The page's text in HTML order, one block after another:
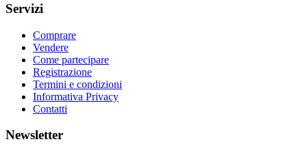
Servizi
Comprare
Vendere
Come partecipare
Registrazione
Termini e condizioni
Informativa Privacy
Contatti
Newsletter